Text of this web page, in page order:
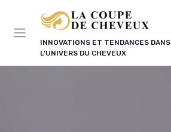
INNOVATIONS ET TENDANCES DANS
L'UNIVERS DU CHEVEUX